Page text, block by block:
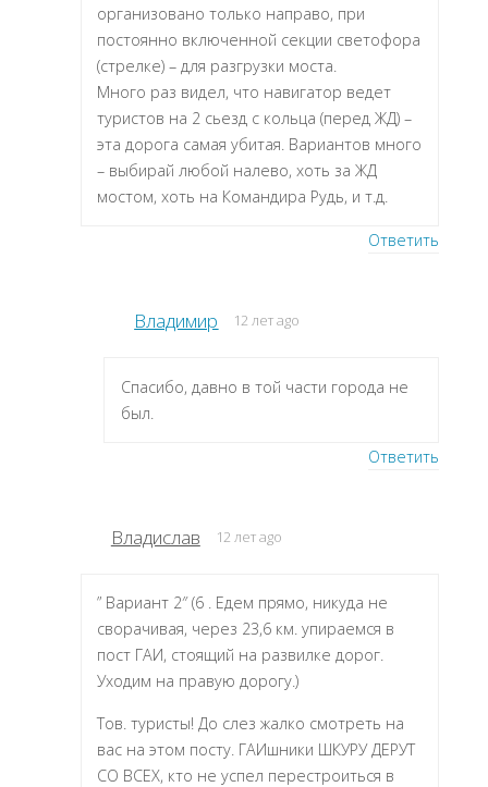
организовано только направо, при
постоянно включенной секции светофора
(стрелке) – для разгрузки моста.
Много раз видел, что навигатор ведет
туристов на 2 сьезд с кольца (перед ЖД) –
эта дорога самая убитая. Вариантов много
– выбирай любой налево, хоть за ЖД
мостом, хоть на Командира Рудь, и т.д.
Ответить
Владимир 12 лет ago
Спасибо, давно в той части города не
был.
Ответить
Владислав 12 лет ago
” Вариант 2″ (6 . Едем прямо, никуда не
сворачивая, через 23,6 км. упираемся в
пост ГАИ, стоящий на развилке дорог.
Уходим на правую дорогу.)
Тов. туристы! До слез жалко смотреть на
вас на этом посту. ГАИшники ШКУРУ ДЕРУТ
СО ВСЕХ, кто не успел перестроиться в